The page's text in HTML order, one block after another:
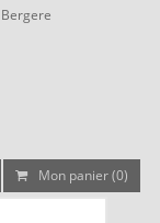
Mon panier (0)